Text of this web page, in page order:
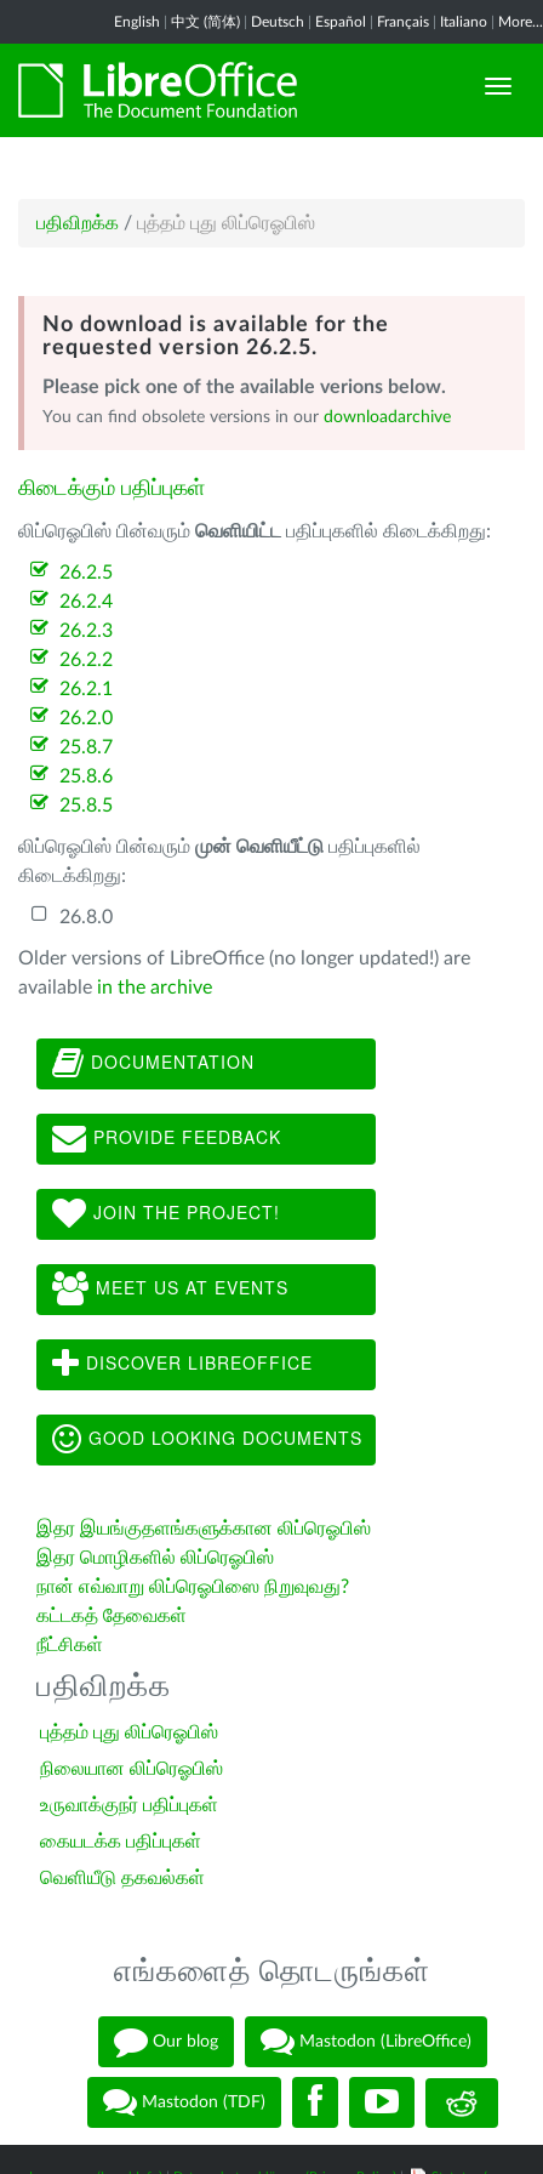
English 中文 (简体) Deutsch Español Français Italiano More...
பதிவிறக்க / புத்தம் புது லிப்ரெஓபிஸ்
No download is available for the
requested version 26.2.5.
Please pick one of the available verions below.
You can find obsolete versions in our downloadarchive
கிடைக்கும் பதிப்புகள்
லிப்ரெஓபிஸ் பின்வரும் வெளியிட்ட பதிப்புகளில் கிடைக்கிறது:
26.2.5
26.2.4
26.2.3
26.2.2
26.2.1
26.2.0
25.8.7
25.8.6
25.8.5
லிப்ரெஓபிஸ் பின்வரும் முன் வெளியீட்டு பதிப்புகளில்
கிடைக்கிறது:
26.8.0
Older versions of LibreOffice (no longer updated!) are
available in the archive
DOCUMENTATION
PROVIDE FEEDBACK
JOIN THE PROJECT!
MEET US AT EVENTS
DISCOVER LIBREOFFICE
GOOD LOOKING DOCUMENTS
இதர இயங்குதளங்களுக்கான லிப்ரெஓபிஸ்
இதர மொழிகளில் லிப்ரெஓபிஸ்
நான் எவ்வாறு லிப்ரெஓபிஸை நிறுவுவது?
கட்டகத் தேவைகள்
நீட்சிகள்
பதிவிறக்க
புத்தம் புது லிப்ரெஓபிஸ்
நிலையான லிப்ரெஓபிஸ்
உருவாக்குநர் பதிப்புகள்
கையடக்க பதிப்புகள்
வெளியீடு தகவல்கள்
எங்களைத் தொடருங்கள்
Our blog Mastodon (LibreOffice)
Mastodon (TDF)